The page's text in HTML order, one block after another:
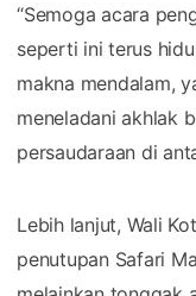
“Semoga acara
seperti ini terus
makna mendalam,
meneladani akhlak
persaudaraan di
Lebih lanjut, Wali
penutupan Safari